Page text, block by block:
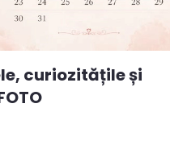
curiozitățile și